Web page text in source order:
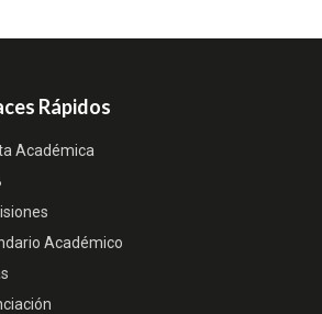
Rápidos
Académica
Académico